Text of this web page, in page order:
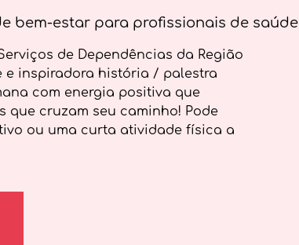
bem-estar para profissionais de saúde
de Dependências da Região
e inspiradora história / palestra
com energia positiva que
que cruzam seu caminho! Pode
ou uma curta atividade física a